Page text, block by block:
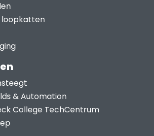
loopkatten
& Automation
College TechCentrum